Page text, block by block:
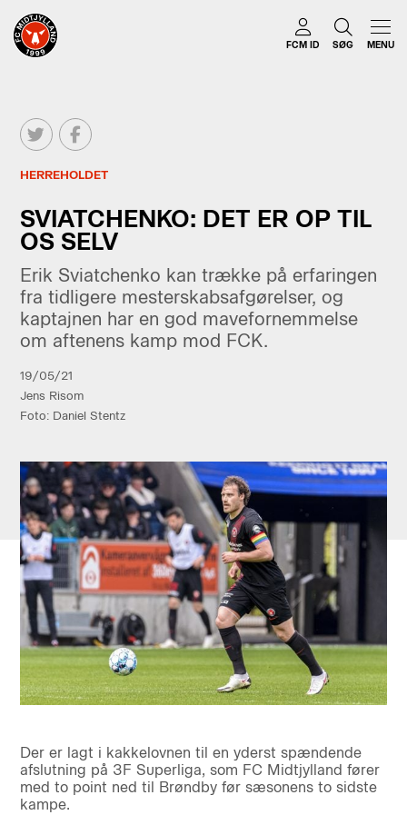
FCM ID SØG MENU
HERREHOLDET
SVIATCHENKO: DET ER OP TIL
OS SELV
Erik Sviatchenko kan trække på erfaringen
fra tidligere mesterskabsafgørelser, og
kaptajnen har en god mavefornemmelse
om aftenens kamp mod FCK.
19/05/21
Jens Risom
Foto: Daniel Stentz
Der er lagt i kakkelovnen til en yderst spændende
afslutning på 3F Superliga, som FC Midtjylland fører
med to point ned til Brøndby før sæsonens to sidste
kampe.